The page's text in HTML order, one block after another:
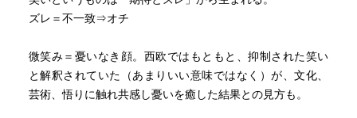
不一致理論
解放理論
ズレ＝不一致⇒オチ
微笑み＝憂いなき顔。西欧ではもともと、抑制された笑い
と解釈されていた（あまりいい意味ではなく）が、文化、
芸術、悟りに触れ共感し憂いを癒した結果との見方も。